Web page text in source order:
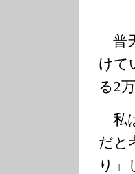
普
けて
る2
私
だと
り」